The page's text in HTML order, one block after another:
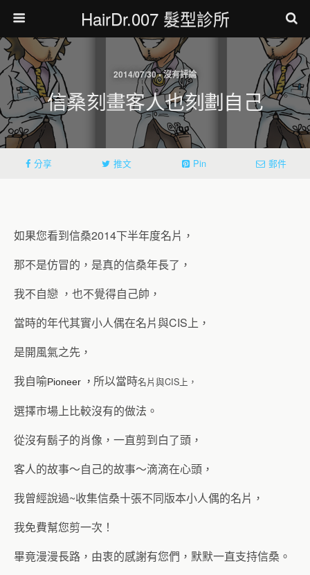
HairDr.007 髮型診所
2014/07/30 • 沒有評論
信桑刻畫客人也刻劃自己
分享 推文 Pin 郵件
如果您看到信桑2014下半年度名片，
那不是仿冒的，是真的信桑年長了，
我不自戀 ，也不覺得自己帥，
當時的年代其實小人偶在名片與CIS上，
是開風氣之先，
我自喻Pioneer ， 所以當時名片與CIS上，
選擇市場上比較沒有的做法。
從沒有鬍子的肖像，一直剪到白了頭，
客人的故事～自己的故事～滴滴在心頭，
我曾經說過~收集信桑十張不同版本小人偶的名片，
我免費幫您剪一次！
畢竟漫漫長路，由衷的感謝有您們，默默一直支持信桑。